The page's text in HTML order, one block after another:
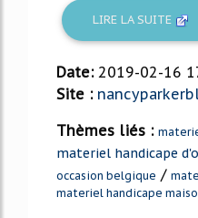
LIRE LA SUITE
Date: 2019-02-16
Site :
Thèmes liés :
materiel handicape
occasion belgique /
materiel handicape